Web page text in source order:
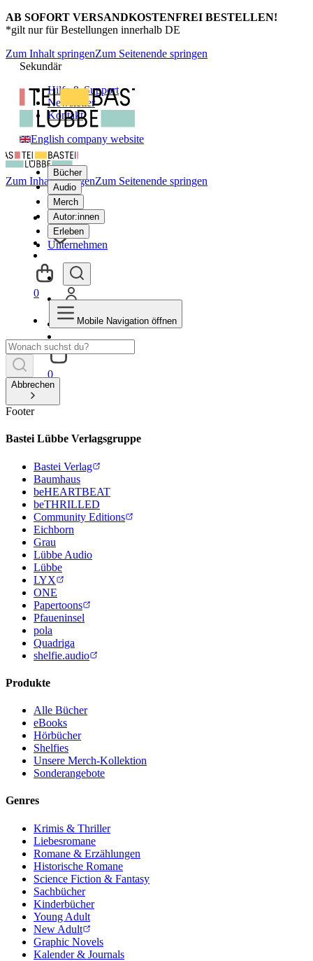
AB SOFORT VERSANDKOSTENFREI BESTELLEN!
*gilt nur für Bestellungen innerhalb DE
Zum Inhalt springenZum Seitenende springen
Sekundär
Hilfe & Support
Newsletter
Kontakt
English company website
Bücher
Audio
Merch
Autor:innen
Erleben
Unternehmen
0
Zum Inhalt springenZum Seitenende springen
0
Mobile Navigation öffnen
Abbrechen
Footer
Bastei Lübbe Verlagsgruppe
Bastei Verlag
Baumhaus
beHEARTBEAT
beTHRILLED
Community Editions
Eichborn
Grau
Lübbe Audio
Lübbe
LYX
ONE
Papertoons
Pfaueninsel
pola
Quadriga
shelfie.audio
Produkte
Alle Bücher
eBooks
Hörbücher
Shelfies
Unsere Merch-Kollektion
Sonderangebote
Genres
Krimis & Thriller
Liebesromane
Romane & Erzählungen
Historische Romane
Science Fiction & Fantasy
Sachbücher
Kinderbücher
Young Adult
New Adult
Graphic Novels
Kalender & Journals